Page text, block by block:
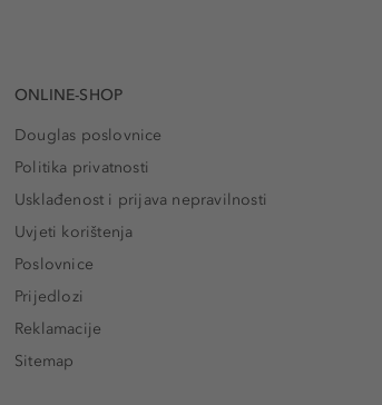
ONLINE-SHOP
Douglas poslovnice
Politika privatnosti
Usklađenost i prijava nepravilnosti
Uvjeti korištenja
Poslovnice
Prijedlozi
Reklamacije
Sitemap